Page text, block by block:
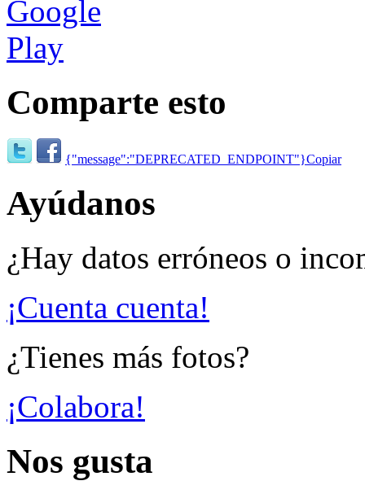
Comparte esto
{"message":"DEPRECATED_ENDPOINT"}Copiar
Ayúdanos
¿Hay datos erróneos o
¡Cuenta cuenta!
¿Tienes más fotos?
¡Colabora!
Nos gusta